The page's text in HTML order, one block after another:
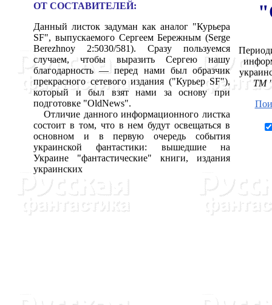
ОТ СОСТАВИТЕЛЕЙ:
Данный листок задуман как аналог "Курьера
SF", выпускаемого Сергеем Бережным (Serge
Berezhnoy 2:5030/581). Сразу пользуемся
случаем, чтобы выразить Сергею нашу
благодарность — перед нами был образчик
прекрасного сетевого издания ("Курьер SF"),
который и был взят нами за основу при
подготовке "OldNews".
Отличие данного информационного листка
состоит в том, что в нем будут освещаться в
основном и в первую очередь события
украинской фантастики: вышедшие на
Украине "фантастические" книги, издания
украинских
ТМ